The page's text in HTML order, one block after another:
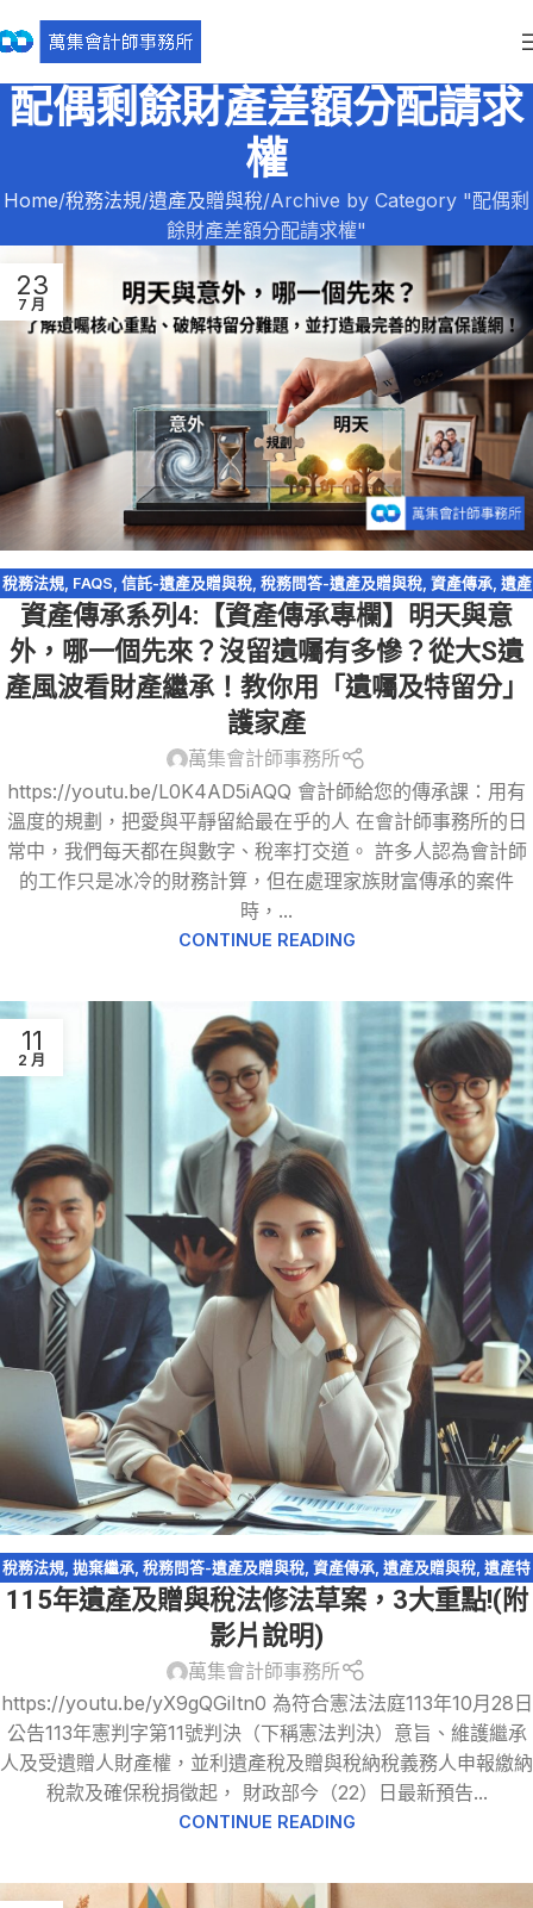
配偶剩餘財產差額分配請求
權
Home 稅務法規 遺產及贈與稅 Archive by Category "配偶剩
餘財產差額分配請求權"
23
7 月
稅務法規, FAQS 信託-遺產及贈與稅, 稅務問答-遺產及贈與稅, 資產傳承, 遺產
及贈與稅,遺產特留分,配偶剩餘財產差額分配請求權
資產傳承系列4:【資產傳承專欄】明天與意
外，哪一個先來？沒留遺囑有多慘？從大S遺
產風波看財產繼承！教你用「遺囑及特留分」
護家產
萬集會計師事務所
https://youtu.be/L0K4AD5iAQQ 會計師給您的傳承課：用有
溫度的規劃，把愛與平靜留給最在乎的人 在會計師事務所的日
常中，我們每天都在與數字、稅率打交道。 許多人認為會計師
的工作只是冰冷的財務計算，但在處理家族財富傳承的案件
時，...
CONTINUE READING
11
2 月
稅務法規 拋棄繼承 稅務問答-遺產及贈與稅 資產傳承 遺產及贈與稅 遺產特
留分, 配偶剩餘財產差額分配請求權
115年遺產及贈與稅法修法草案，3大重點!(附
影片說明)
萬集會計師事務所
https://youtu.be/yX9gQGiItn0 為符合憲法法庭113年10月28日
公告113年憲判字第11號判決（下稱憲法判決）意旨、維護繼承
人及受遺贈人財產權，並利遺產稅及贈與稅納稅義務人申報繳納
稅款及確保稅捐徵起， 財政部今（22）日最新預告...
CONTINUE READING